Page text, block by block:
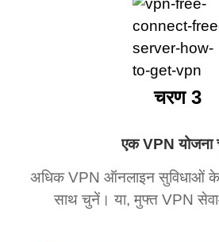
एक VPN योजना
अधिक VPN ऑनलाइन सुविधाओं के
साथ चुनें। या, मुफ्त VPN
चरण 3